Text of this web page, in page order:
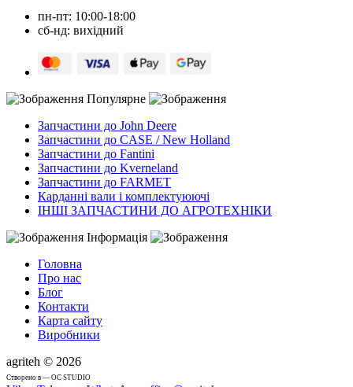
пн-пт: 10:00-18:00
сб-нд: вихідний
Популярне
Запчастини до John Deere
Запчастини до CASE / New Holland
Запчастини до Fantini
Запчастини до Kverneland
Запчастини до FARMET
Карданні вали і комплектуюючі
ІНШІ ЗАПЧАСТИНИ ДО АГРОТЕХНІКИ
Інформація
Головна
Про нас
Блог
Контакти
Карта сайту
Виробники
agriteh © 2026
Cтворено в — OC STUDIO